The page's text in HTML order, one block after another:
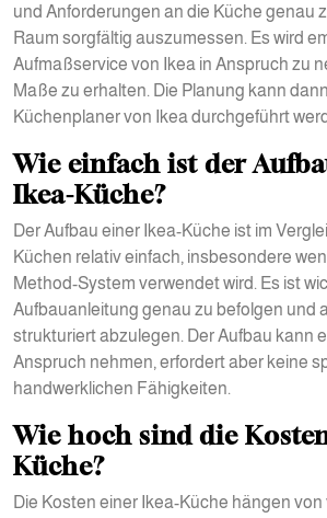
und Anforderungen an die Küche genau
Raum sorgfältig auszumessen. Es wird
Aufmaßservice von Ikea in Anspruch zu
Maße zu erhalten. Die Planung kann
Küchenplaner von Ikea durchgeführt
Wie einfach ist der
Ikea-Küche?
Der Aufbau einer Ikea-Küche ist im
Küchen relativ einfach, insbesondere
Method-System verwendet wird. Es ist
Aufbauanleitung genau zu befolgen und
strukturiert abzulegen. Der Aufbau kann
Anspruch nehmen, erfordert aber keine
handwerklichen Fähigkeiten.
Wie hoch sind die
Küche?
Die Kosten einer Ikea-Küche hängen